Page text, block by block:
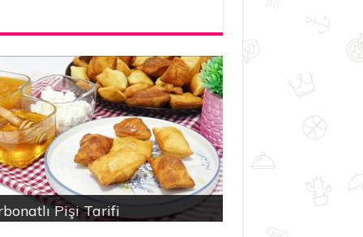
Pişi Tarifi
bitkisinin faydaları
Baklava Tarifi
Pilavı Tarifi
kereviz yemeği